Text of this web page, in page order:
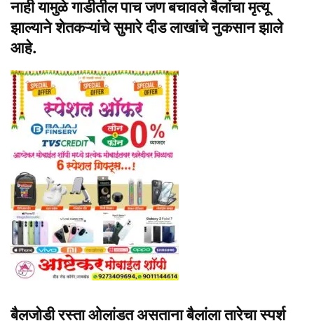
नाही यामुळे गाडीतील पाच जण बचावले बैलांचा मृत्यू
झाल्याने शेतकऱ्यांचे सुमारे दीड लाखांचे नुकसान झाले
आहे.
बैलजोडी रस्ता ओलांडत असताना बैलांला तारेचा स्पर्श